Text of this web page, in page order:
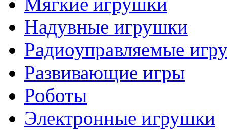
Надувные игрушки
Радиоуправляемые
Развивающие игры
Роботы
Электронные игрушки